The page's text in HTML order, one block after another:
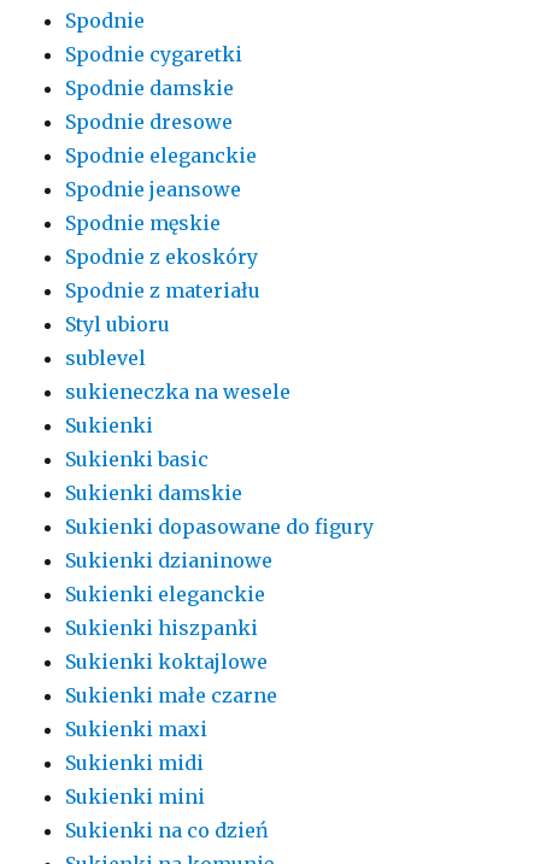
Spodnie
Spodnie cygaretki
Spodnie damskie
Spodnie dresowe
Spodnie eleganckie
Spodnie jeansowe
Spodnie męskie
Spodnie z ekoskóry
Spodnie z materiału
Styl ubioru
sublevel
sukieneczka na wesele
Sukienki
Sukienki basic
Sukienki damskie
Sukienki dopasowane do figury
Sukienki dzianinowe
Sukienki eleganckie
Sukienki hiszpanki
Sukienki koktajlowe
Sukienki małe czarne
Sukienki maxi
Sukienki midi
Sukienki mini
Sukienki na co dzień